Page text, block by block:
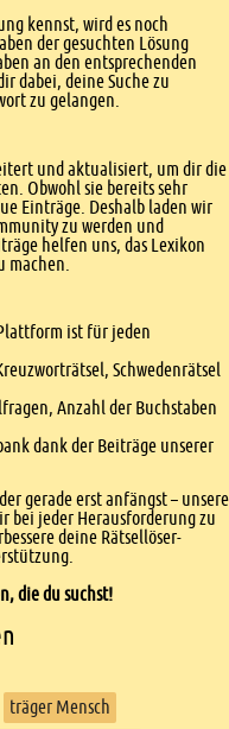
kennst, wird es noch
der gesuchten Lösung
an den entsprechenden
dabei, deine Suche zu
zu gelangen.
und aktualisiert, um dir die
Obwohl sie bereits sehr
Einträge. Deshalb laden wir
zu werden und
helfen uns, das Lexikon
machen.
ist für jeden
Schwedenrätsel
Anzahl der Buchstaben
dank der Beiträge unserer
gerade erst anfängst – unsere
bei jeder Herausforderung zu
deine Rätsellöser-
die du suchst!
träger Mensch